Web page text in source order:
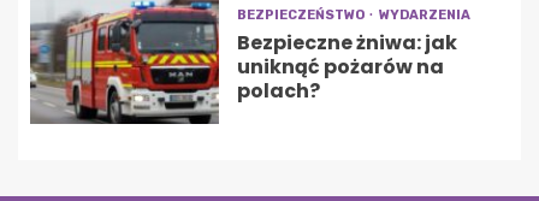
BEZPIECZEŃSTWO WYDARZENIA
Bezpieczne żniwa: jak
uniknąć pożarów na
polach?